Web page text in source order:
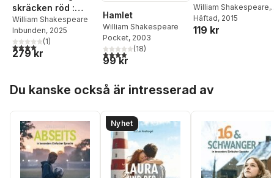
skräcken röd :
Hamlet, Macbeth,
Richard II, Richard
III, Romeo och
Julia, Titus
William Shakespeare
Inbunden, 2025
4,0utav 5 stjärnor. Totalt antal röster:
(1)
279 kr
Hamlet
William Shakespeare
Pocket, 2003
3,9utav 5 stjärnor. Totalt antal röster:
(18)
99 kr
William Shakespeare,
Carol Rutter
Häftad, 2015
119 kr
Du kanske också är intresserad av
Nyhet